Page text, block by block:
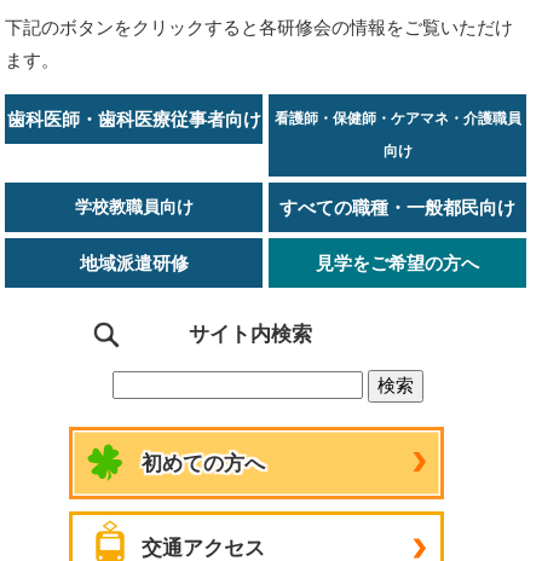
下記のボタンをクリックすると各研修会の情報をご覧いただけ
ます。
歯科医師・歯科医療従事者向け
看護師・保健師・ケアマネ・介護職員
向け
学校教職員向け すべての職種・一般都民向け
地域派遣研修 見学をご希望の方へ
サイト内検索
初めての方へ
交通アクセス